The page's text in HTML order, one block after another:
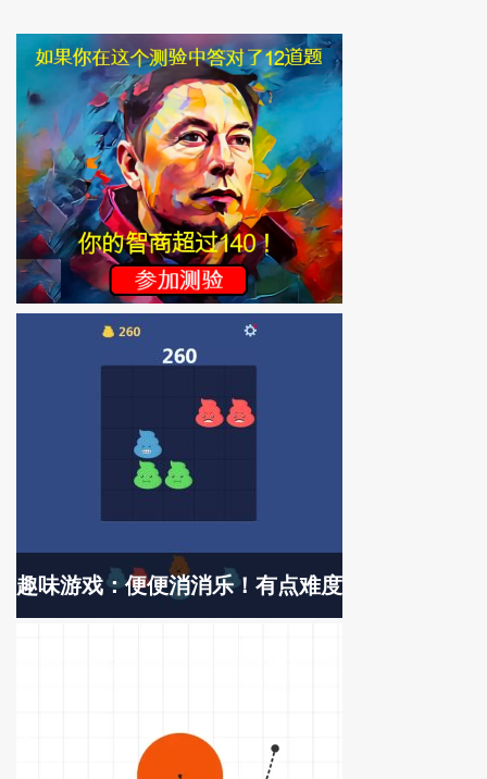
趣味游戏：便便消消乐！有点难度